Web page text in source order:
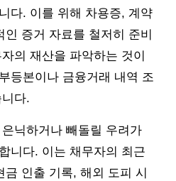
다. 이를 위해 차용증, 계약
증거 자료를 철저히 준비
의 재산을 파악하는 것이
등본이나 금융거래 내역 조
다.
닉하거나 빼돌릴 우려가
니다. 이는 채무자의 최근
인출 기록, 해외 도피 시